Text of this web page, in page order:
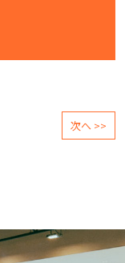
次へ >>